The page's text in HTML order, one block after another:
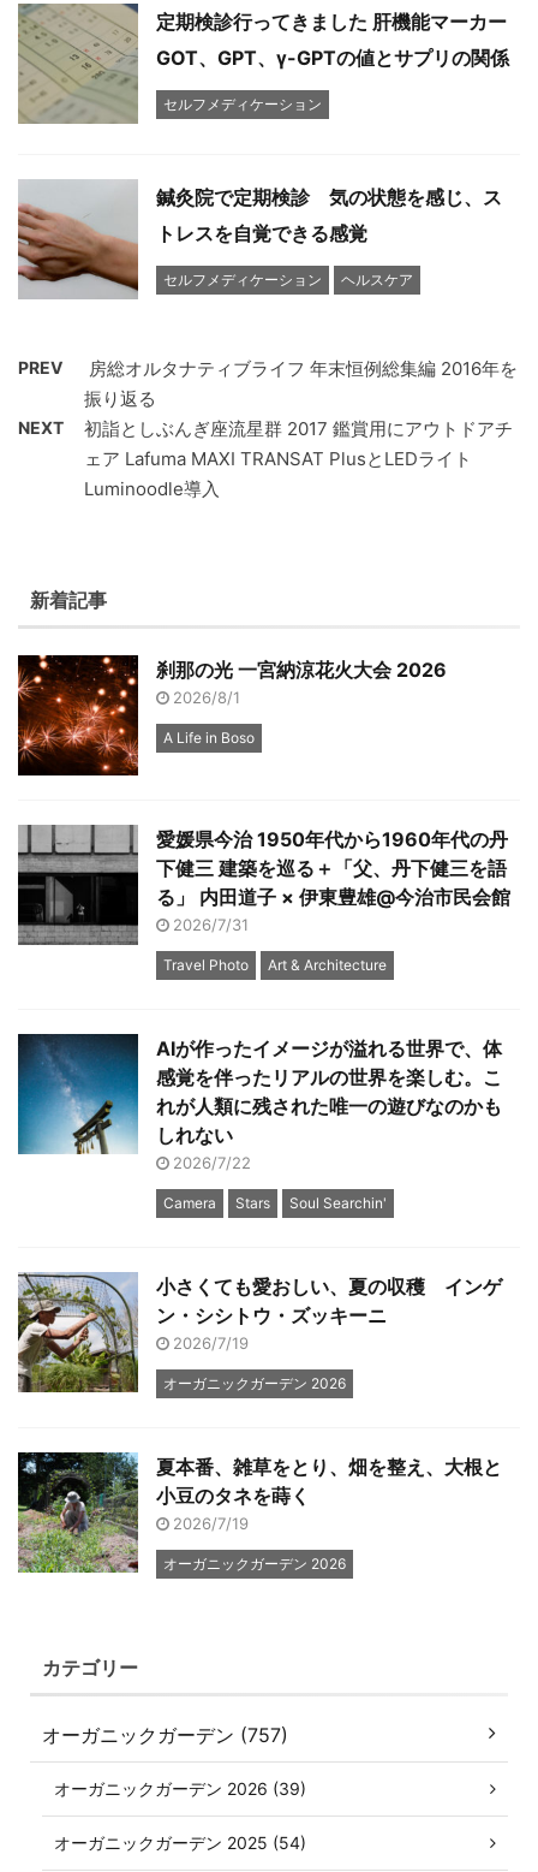
定期検診行ってきました 肝機能マーカー
GOT、GPT、γ-GPTの値とサプリの関係
セルフメディケーション
鍼灸院で定期検診 気の状態を感じ、ス
トレスを自覚できる感覚
セルフメディケーション ヘルスケア
PREV
​ 房総オルタナティブライフ 年末恒例総集編 2016年を
振り返る
NEXT
初詣としぶんぎ座流星群 2017 鑑賞用にアウトドアチ
ェア Lafuma MAXI TRANSAT PlusとLEDライト
Luminoodle導入
新着記事
刹那の光 一宮納涼花火大会 2026
2026/8/1
A Life in Boso
愛媛県今治 1950年代から1960年代の丹
下健三 建築を巡る＋「父、丹下健三を語
る」 内田道子 × 伊東豊雄@今治市民会館
2026/7/31
Travel Photo Art & Architecture
AIが作ったイメージが溢れる世界で、体
感覚を伴ったリアルの世界を楽しむ。こ
れが人類に残された唯一の遊びなのかも
しれない
2026/7/22
Camera Stars Soul Searchin'
小さくても愛おしい、夏の収穫 インゲ
ン・シシトウ・ズッキーニ
2026/7/19
オーガニックガーデン 2026
夏本番、雑草をとり、畑を整え、大根と
小豆のタネを蒔く
2026/7/19
オーガニックガーデン 2026
カテゴリー
オーガニックガーデン (757)
オーガニックガーデン 2026 (39)
オーガニックガーデン 2025 (54)